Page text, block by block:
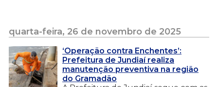
quarta-feira, 26 de novembro de 2025
‘Operação contra Enchentes’:
Prefeitura de Jundiaí realiza
manutenção preventiva na região
do Gramadão